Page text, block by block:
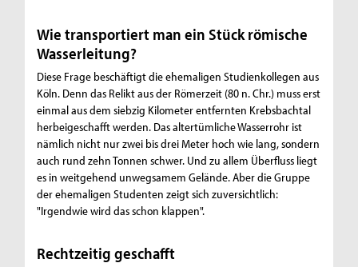
Wie transportiert man ein Stück römische
Wasserleitung?
Diese Frage beschäftigt die ehemaligen Studienkollegen aus
Köln. Denn das Relikt aus der Römerzeit (80 n. Chr.) muss erst
einmal aus dem siebzig Kilometer entfernten Krebsbachtal
herbeigeschafft werden. Das altertümliche Wasserrohr ist
nämlich nicht nur zwei bis drei Meter hoch wie lang, sondern
auch rund zehn Tonnen schwer. Und zu allem Überfluss liegt
es in weitgehend unwegsamem Gelände. Aber die Gruppe
der ehemaligen Studenten zeigt sich zuversichtlich:
"Irgendwie wird das schon klappen".
Rechtzeitig geschafft